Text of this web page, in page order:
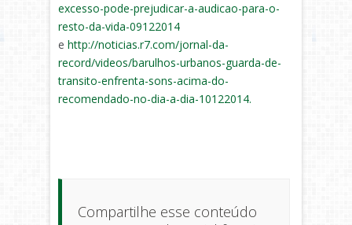
excesso-pode-prejudicar-a-audicao-para-o-
resto-da-vida-09122014
e http://noticias.r7.com/jornal-da-
record/videos/barulhos-urbanos-guarda-de-
transito-enfrenta-sons-acima-do-
recomendado-no-dia-a-dia-10122014.
Compartilhe esse conteúdo